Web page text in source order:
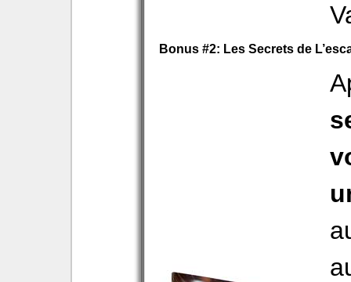
Bonus #2: Les Secrets de